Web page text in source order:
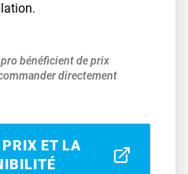
bénéficient de prix
directement
ET LA